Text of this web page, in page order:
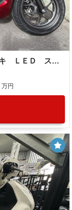
ホンダ リード１２５ 新車 コンビブレーキ ＬＥＤ スマートキー Ｔｙｐｅ−Ｃソケット
万円